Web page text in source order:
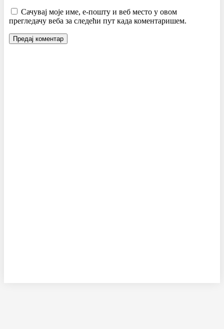
Сачувај моје име, е-пошту и веб место у овом
прегледачу веба за следећи пут када коментаришем.